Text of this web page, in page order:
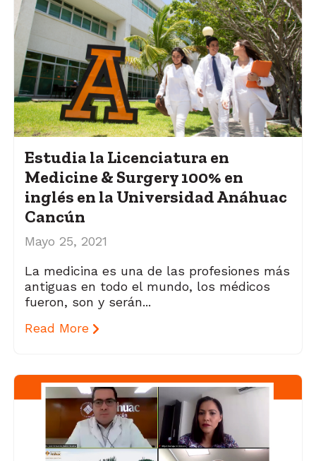
Estudia la Licenciatura en
Medicine & Surgery 100% en
inglés en la Universidad Anáhuac
Cancún
Mayo 25, 2021
La medicina es una de las profesiones más
antiguas en todo el mundo, los médicos
fueron, son y serán...
Read More